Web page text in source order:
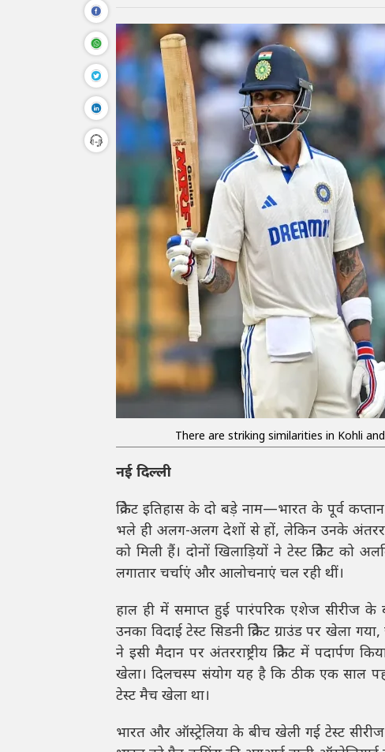
There are striking similarities in Kohli
नई दिल्ली
क्रिकेट इतिहास के दो बड़े नाम—भारत के पूर्व
भले ही अलग-अलग देशों से हों, लेकिन उनके
को मिली हैं। दोनों खिलाड़ियों ने टेस्ट क्रिकेट
लगातार चर्चाएं और आलोचनाएं चल रही थीं।
हाल ही में समाप्त हुई पारंपरिक एशेज सीरीज के
उनका विदाई टेस्ट सिडनी क्रिकेट ग्राउंड पर खेला
ने इसी मैदान पर अंतरराष्ट्रीय क्रिकेट में
खेला। दिलचस्प संयोग यह है कि ठीक एक साल
टेस्ट मैच खेला था।
भारत और ऑस्ट्रेलिया के बीच खेली गई टेस्ट